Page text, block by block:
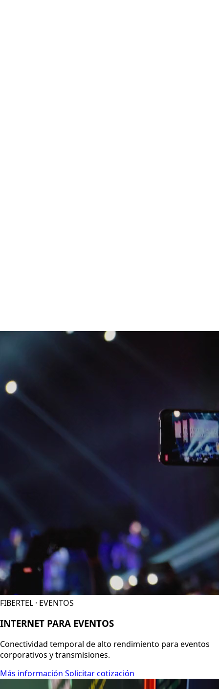
FIBERTEL · EVENTOS
INTERNET PARA EVENTOS
Conectividad temporal de alto rendimiento para eventos
corporativos y transmisiones.
Más información Solicitar cotización